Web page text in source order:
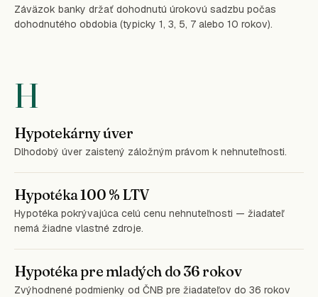
Záväzok banky držať dohodnutú úrokovú sadzbu počas
dohodnutého obdobia (typicky 1, 3, 5, 7 alebo 10 rokov).
H
Hypotekárny úver
Dlhodobý úver zaistený záložným právom k nehnuteľnosti.
Hypotéka 100 % LTV
Hypotéka pokrývajúca celú cenu nehnuteľnosti — žiadateľ
nemá žiadne vlastné zdroje.
Hypotéka pre mladých do 36 rokov
Zvýhodnené podmienky od ČNB pre žiadateľov do 36 rokov